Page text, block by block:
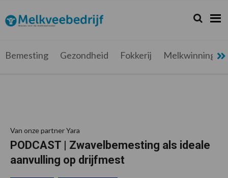
de
hoofdnavigatie
de
hoofd
de
eerste
de
voettekst
Melkveebedrijf.be
Nieuws
melkveehouder
Zoeken...
Zoek
Bemesting Gezondheid Fokkerij Melkwinning
Van onze partner Yara
PODCAST | Zwavelbemesting als ideale
aanvulling op drijfmest